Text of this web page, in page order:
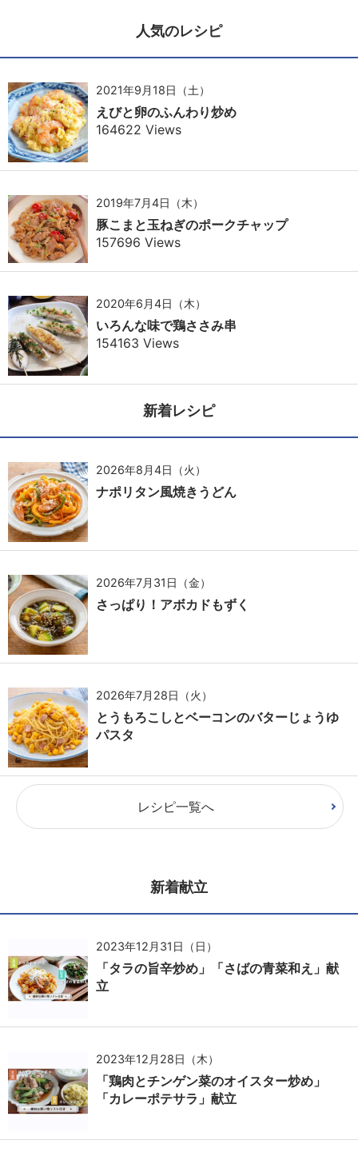
人気のレシピ
2021年9月18日（土）
えびと卵のふんわり炒め
164622 Views
2019年7月4日（木）
豚こまと玉ねぎのポークチャップ
157696 Views
2020年6月4日（木）
いろんな味で鶏ささみ串
154163 Views
新着レシピ
2026年8月4日（火）
ナポリタン風焼きうどん
2026年7月31日（金）
さっぱり！アボカドもずく
2026年7月28日（火）
とうもろこしとベーコンのバターじょうゆ
パスタ
レシピ一覧へ
新着献立
2023年12月31日（日）
「タラの旨辛炒め」「さばの青菜和え」献
立
2023年12月28日（木）
「鶏肉とチンゲン菜のオイスター炒め」
「カレーポテサラ」献立